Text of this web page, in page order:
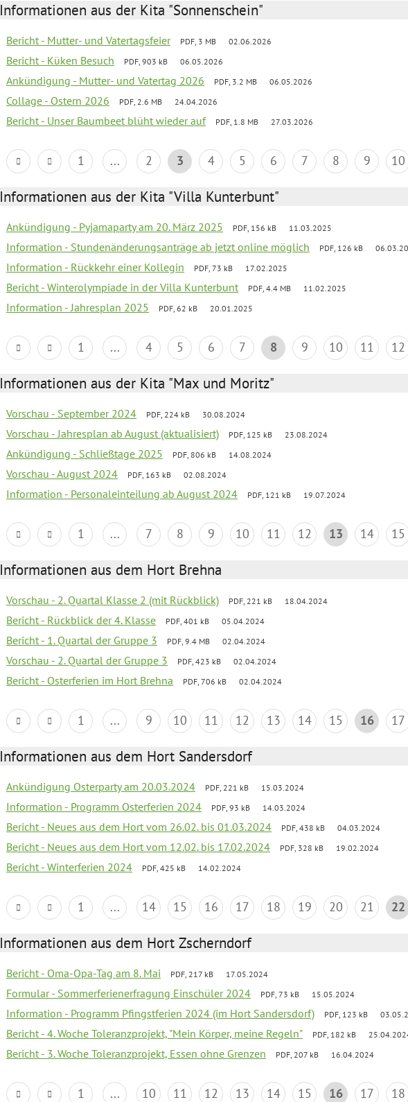
Informationen aus der Kita "Sonnenschein"
Bericht - Mutter- und Vatertagsfeier PDF, 3 MB 02.06.2026
Bericht - Küken Besuch PDF, 903 kB 06.05.2026
Ankündigung - Mutter- und Vatertag 2026 PDF, 3.2 MB 06.05.2026
Collage - Ostern 2026 PDF, 2.6 MB 24.04.2026
Bericht - Unser Baumbeet blüht wieder auf PDF, 1.8 MB 27.03.2026
1 ... 2 3 4 5 6 7 8 9 10
Informationen aus der Kita "Villa Kunterbunt"
Ankündigung - Pyjamaparty am 20. März 2025 PDF, 156 kB 11.03.2025
Information - Stundenänderungsanträge ab jetzt online möglich PDF, 126 kB
Information - Rückkehr einer Kollegin PDF, 73 kB 17.02.2025
Bericht - Winterolympiade in der Villa Kunterbunt PDF, 4.4 MB 11.02.2025
Information - Jahresplan 2025 PDF, 62 kB 20.01.2025
1 ... 4 5 6 7 8 9 10 11 12
Informationen aus der Kita "Max und Moritz"
Vorschau - September 2024 PDF, 224 kB 30.08.2024
Vorschau - Jahresplan ab August (aktualisiert) PDF, 125 kB 23.08.2024
Ankündigung - Schließtage 2025 PDF, 806 kB 14.08.2024
Vorschau - August 2024 PDF, 163 kB 02.08.2024
Information - Personaleinteilung ab August 2024 PDF, 121 kB 19.07.2024
1 ... 7 8 9 10 11 12 13 14 15
Informationen aus dem Hort Brehna
Vorschau - 2. Quartal Klasse 2 (mit Rückblick) PDF, 221 kB 18.04.2024
Bericht - Rückblick der 4. Klasse PDF, 401 kB 05.04.2024
Bericht - 1. Quartal der Gruppe 3 PDF, 9.4 MB 02.04.2024
Vorschau - 2. Quartal der Gruppe 3 PDF, 423 kB 02.04.2024
Bericht - Osterferien im Hort Brehna PDF, 706 kB 02.04.2024
1 ... 9 10 11 12 13 14 15 16 17
Informationen aus dem Hort Sandersdorf
Ankündigung Osterparty am 20.03.2024 PDF, 221 kB 15.03.2024
Information - Programm Osterferien 2024 PDF, 93 kB 14.03.2024
Bericht - Neues aus dem Hort vom 26.02. bis 01.03.2024 PDF, 438 kB 04.03.2024
Bericht - Neues aus dem Hort vom 12.02. bis 17.02.2024 PDF, 328 kB 19.02.2024
Bericht - Winterferien 2024 PDF, 425 kB 14.02.2024
1 ... 14 15 16 17 18 19 20 21 22
Informationen aus dem Hort Zscherndorf
Bericht - Oma-Opa-Tag am 8. Mai PDF, 217 kB 17.05.2024
Formular - Sommerferienerfragung Einschüler 2024 PDF, 73 kB 15.05.2024
Information - Programm Pfingstferien 2024 (im Hort Sandersdorf) PDF, 123 kB
Bericht - 4. Woche Toleranzprojekt, "Mein Körper, meine Regeln" PDF, 182 kB
Bericht - 3. Woche Toleranzprojekt, Essen ohne Grenzen PDF, 207 kB 16.04.2024
1 ... 10 11 12 13 14 15 16 17 18